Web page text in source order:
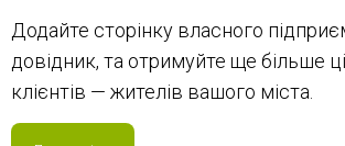
Додайте сторінку власного
довідник, та отримуйте ще більше
клієнтів — жителів вашого міста.